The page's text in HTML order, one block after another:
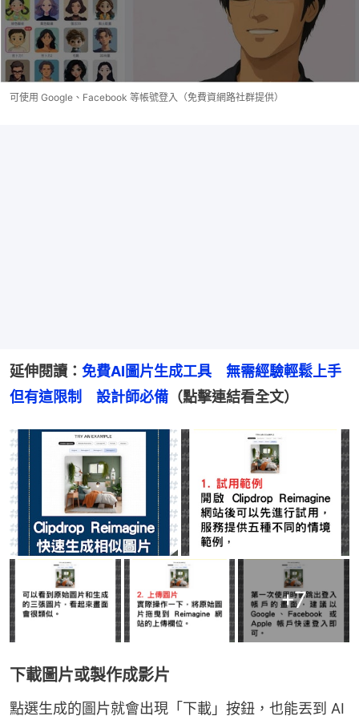
可使用 Google、Facebook 等帳號登入（免費資網路社群提供）
延伸閱讀： 免費AI圖片生成工具　無需經驗輕鬆上手
但有這限制　設計師必備 （點擊連結看全文）
+7
下載圖片或製作成影片
點選生成的圖片就會出現「下載」按鈕，也能丟到 AI